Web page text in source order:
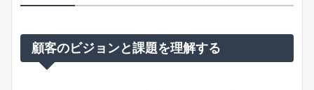
顧客のビジョンと課題を理解する